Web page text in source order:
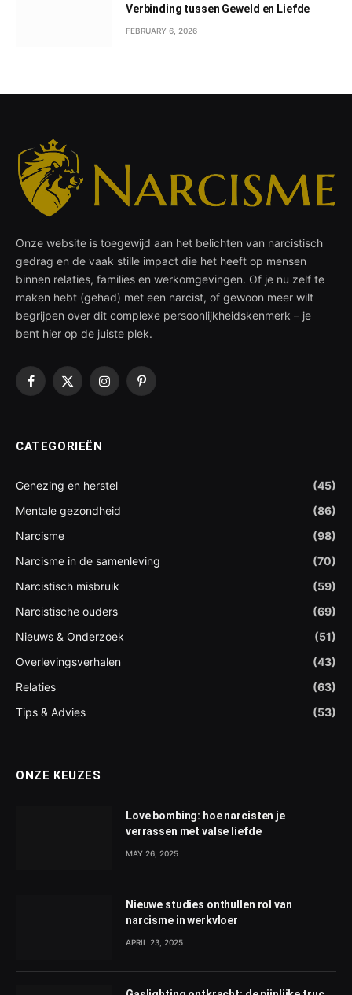
Verbinding tussen Geweld en Liefde
FEBRUARY 6, 2026
Onze website is toegewijd aan het belichten van narcistisch
gedrag en de vaak stille impact die het heeft op mensen
binnen relaties, families en werkomgevingen. Of je nu zelf te
maken hebt (gehad) met een narcist, of gewoon meer wilt
begrijpen over dit complexe persoonlijkheidskenmerk – je
bent hier op de juiste plek.
Facebook
X
InstagramPinterest
CATEGORIEËN
Genezing en herstel
(45)
Mentale gezondheid
(86)
Narcisme
(98)
Narcisme in de samenleving
(70)
Narcistisch misbruik
(59)
Narcistische ouders
(69)
Nieuws & Onderzoek
(51)
Overlevingsverhalen
(43)
Relaties
(63)
Tips & Advies
(53)
ONZE KEUZES
Love bombing: hoe narcisten je
verrassen met valse liefde
MAY 26, 2025
Nieuwe studies onthullen rol van
narcisme in werkvloer
APRIL 23, 2025